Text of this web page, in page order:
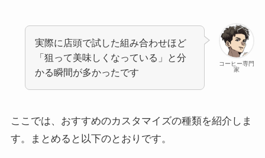
コーヒー専門
家
実際に店頭で試した組み合わせほど
「狙って美味しくなっている」と分
かる瞬間が多かったです
ここでは、おすすめのカスタマイズの種類を紹介しま
す。まとめると以下のとおりです。